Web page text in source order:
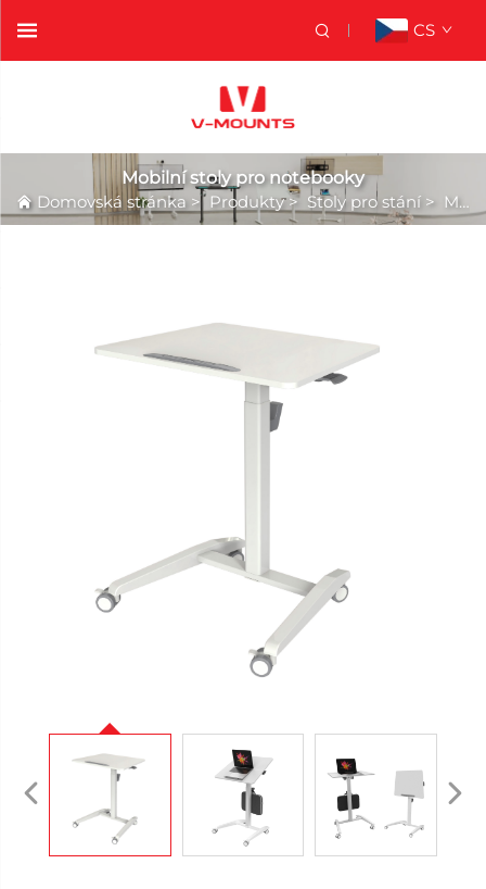
CS
Mobilní stoly pro notebooky
Domovská stránka> Produkty> Stoly pro stání > Mobilní stoly pro notebooky